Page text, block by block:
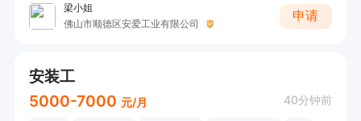
梁小姐
佛山市顺德区安爱工业有限公司
申请
安装工
5000-7000 元/月 40分钟前